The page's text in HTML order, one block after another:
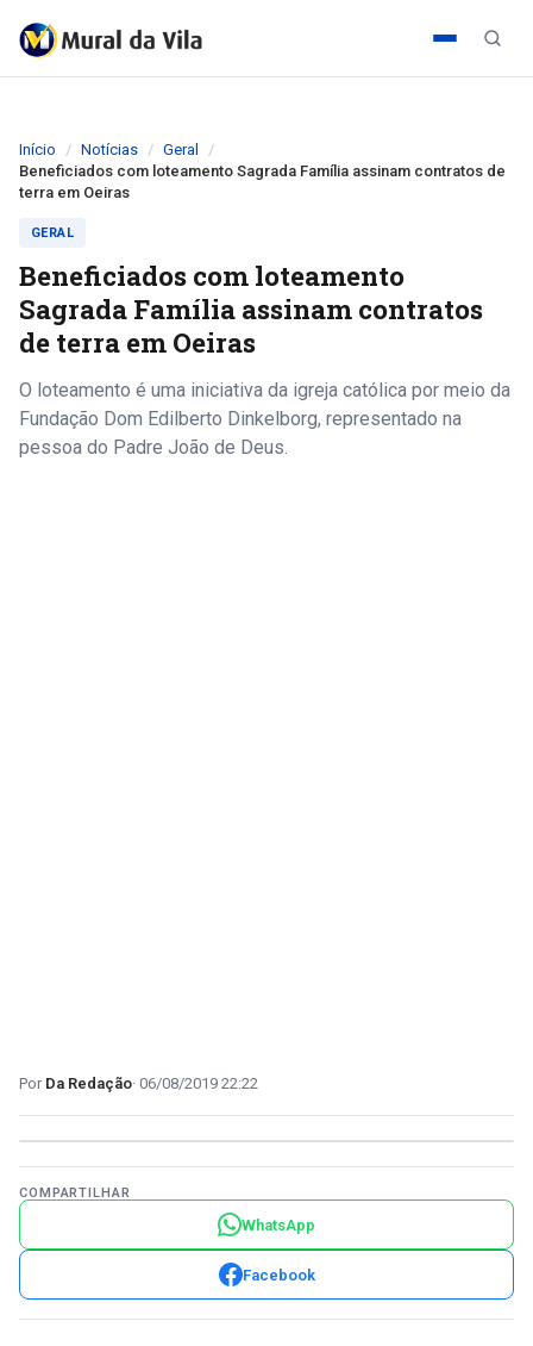
Início Notícias
Geral
Beneficiados com loteamento Sagrada Família assinam contratos de
terra em Oeiras
GERAL
Beneficiados com loteamento
Sagrada Família assinam contratos
de terra em Oeiras
O loteamento é uma iniciativa da igreja católica por meio da
Fundação Dom Edilberto Dinkelborg, representado na
pessoa do Padre João de Deus.
Da Redação 06/08/2019 22:22
COMPARTILHAR
WhatsApp
Facebook